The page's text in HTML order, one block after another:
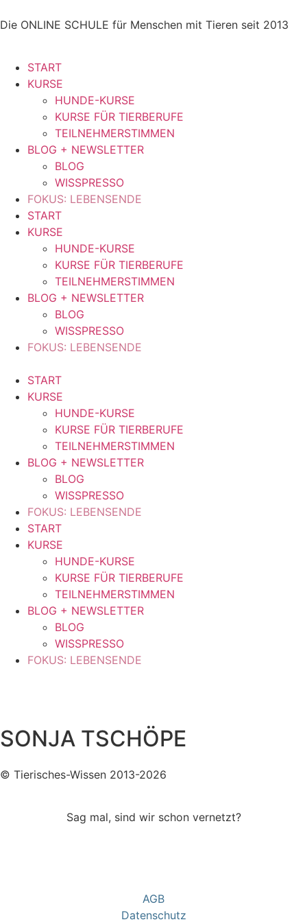
Die ONLINE SCHULE für Menschen mit Tieren seit 2013
START
KURSE
HUNDE-KURSE
KURSE FÜR TIERBERUFE
TEILNEHMERSTIMMEN
BLOG + NEWSLETTER
BLOG
WISSPRESSO
FOKUS: LEBENSENDE
START
KURSE
HUNDE-KURSE
KURSE FÜR TIERBERUFE
TEILNEHMERSTIMMEN
BLOG + NEWSLETTER
BLOG
WISSPRESSO
FOKUS: LEBENSENDE
START
KURSE
HUNDE-KURSE
KURSE FÜR TIERBERUFE
TEILNEHMERSTIMMEN
BLOG + NEWSLETTER
BLOG
WISSPRESSO
FOKUS: LEBENSENDE
START
KURSE
HUNDE-KURSE
KURSE FÜR TIERBERUFE
TEILNEHMERSTIMMEN
BLOG + NEWSLETTER
BLOG
WISSPRESSO
FOKUS: LEBENSENDE
SONJA TSCHÖPE
© Tierisches-Wissen 2013-2026
Sag mal, sind wir schon vernetzt?
AGB
Datenschutz